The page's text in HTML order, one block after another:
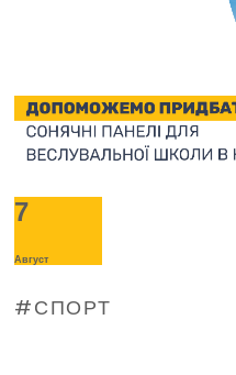
7
Август
СПОРТ